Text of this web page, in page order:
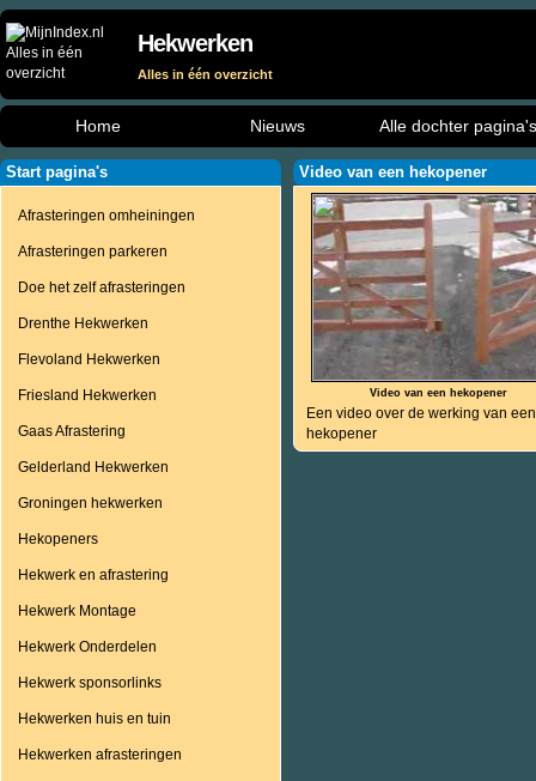
Hekwerken
Alles in één overzicht
Home Nieuws Alle dochter pagina's
Start pagina's
Afrasteringen omheiningen
Afrasteringen parkeren
Doe het zelf afrasteringen
Drenthe Hekwerken
Flevoland Hekwerken
Friesland Hekwerken
Gaas Afrastering
Gelderland Hekwerken
Groningen hekwerken
Hekopeners
Hekwerk en afrastering
Hekwerk Montage
Hekwerk Onderdelen
Hekwerk sponsorlinks
Hekwerken huis en tuin
Hekwerken afrasteringen
Video van een hekopener
Video van een hekopener
Een video over de werking van een
hekopener